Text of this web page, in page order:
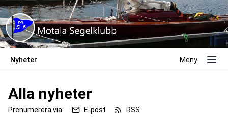
Nyheter Meny
Alla nyheter
Prenumerera via: E-post RSS